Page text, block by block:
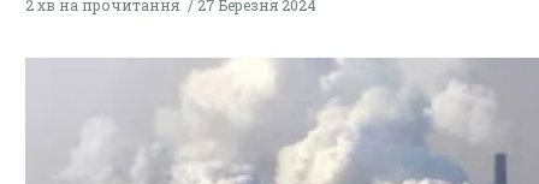
2 хв на прочитання 27 Березня 2024